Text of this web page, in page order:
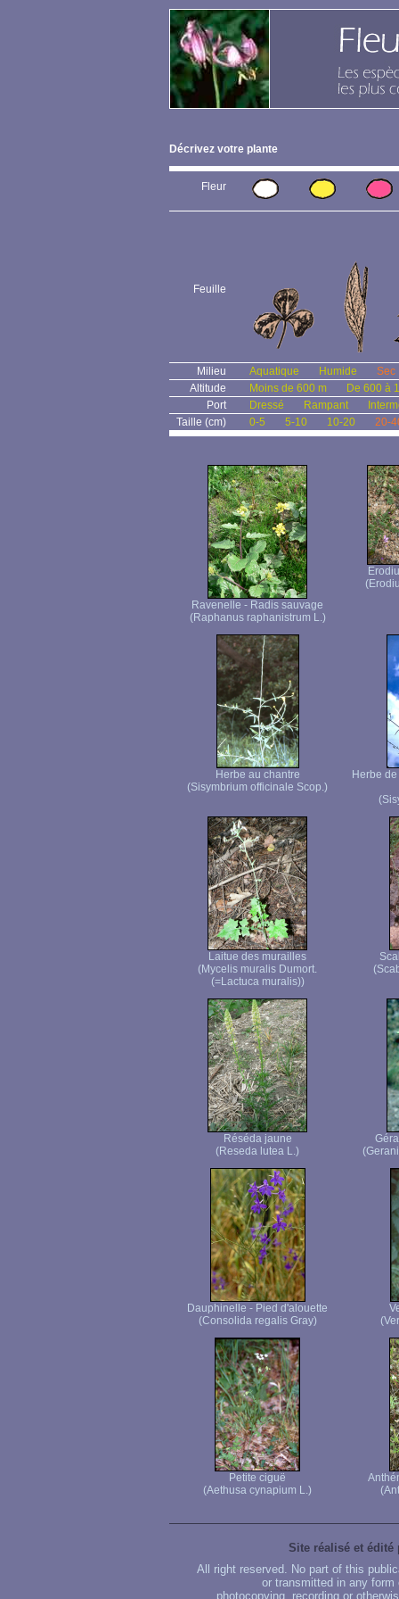
Décrivez votre plante
Fleur
Feuille
Milieu Aquatique Humide
Sec
Altitude
Moins de 600 m
De 600 à
Port
Dressé Rampant
Taille (cm)
0-5 5-10 10-20 20-
Ravenelle - Radis sauvage
(Raphanus raphanistrum L.)
Herbe au chantre
(Sisymbrium officinale Scop.)
Herbe
Laitue des murailles
(Mycelis muralis Dumort.
(=Lactuca muralis))
Réséda jaune
(Reseda lutea L.)
Dauphinelle - Pied d'alouette
(Consolida regalis Gray)
Petite ciguë
(Aethusa cynapium L.)
Site réalisé et édité
All right reserved. No part of this
or transmitted in any
photocopying, recording or